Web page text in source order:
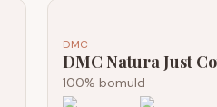
DMC
DMC Natura Just
100% bomuld